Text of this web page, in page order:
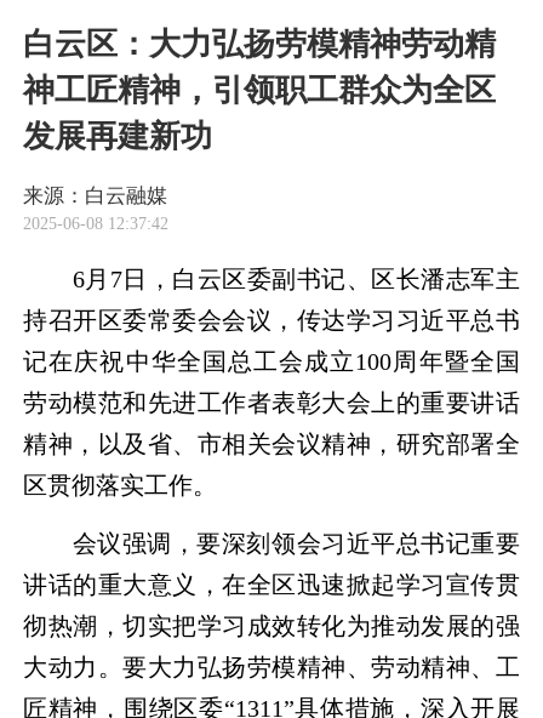
白云区：大力弘扬劳模精神劳动精
神工匠精神，引领职工群众为全区
发展再建新功
来源：白云融媒
2025-06-08 12:37:42
6月7日，白云区委副书记、区长潘志军主
持召开区委常委会会议，传达学习习近平总书
记在庆祝中华全国总工会成立100周年暨全国
劳动模范和先进工作者表彰大会上的重要讲话
精神，以及省、市相关会议精神，研究部署全
区贯彻落实工作。
会议强调，要深刻领会习近平总书记重要
讲话的重大意义，在全区迅速掀起学习宣传贯
彻热潮，切实把学习成效转化为推动发展的强
大动力。要大力弘扬劳模精神、劳动精神、工
匠精神，围绕区委“1311”具体措施，深入开展